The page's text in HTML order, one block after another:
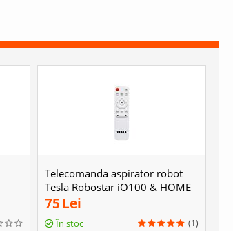
Telecomanda aspirator robot
Tesla Robostar iQ100 & HOME
ROBOT RV500
75Lei
În stoc (1)